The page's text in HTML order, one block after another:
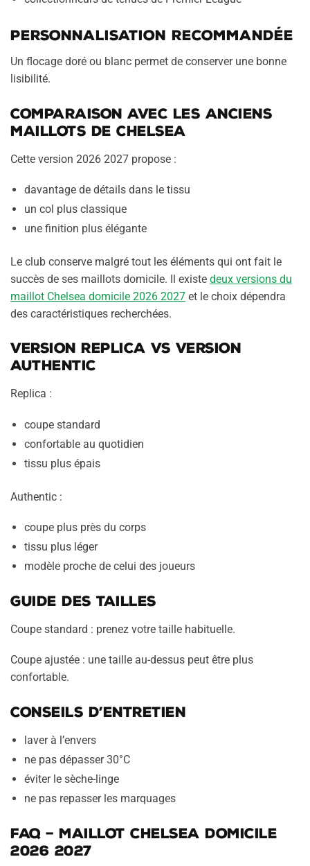
Personnalisation recommandée
Un flocage doré ou blanc permet de conserver une bonne
lisibilité.
Comparaison avec les anciens
maillots de Chelsea
Cette version 2026 2027 propose :
davantage de détails dans le tissu
un col plus classique
une finition plus élégante
Le club conserve malgré tout les éléments qui ont fait le
succès de ses maillots domicile. Il existe deux versions du
maillot Chelsea domicile 2026 2027 et le choix dépendra
des caractéristiques recherchées.
Version Replica vs Version
Authentic
Replica :
coupe standard
confortable au quotidien
tissu plus épais
Authentic :
coupe plus près du corps
tissu plus léger
modèle proche de celui des joueurs
Guide des tailles
Coupe standard : prenez votre taille habituelle.
Coupe ajustée : une taille au-dessus peut être plus
confortable.
Conseils d’entretien
laver à l’envers
ne pas dépasser 30°C
éviter le sèche-linge
ne pas repasser les marquages
FAQ – Maillot Chelsea domicile
2026 2027